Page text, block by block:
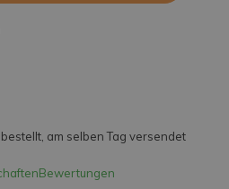
am selben Tag versendet
Bewertungen